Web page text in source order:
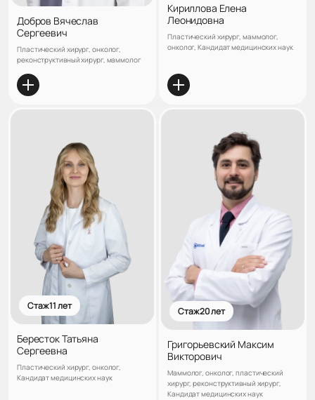
Добров Вячеслав
Сергеевич
Пластический хирург, онколог,
реконструктивный хирург, маммолог
Кириллова Елена
Леонидовна
Пластический хирург, маммолог,
онколог, Кандидат медицинских наук
Стаж 11 лет
Бересток Татьяна
Сергеевна
Пластический хирург, онколог,
Кандидат медицинских наук
Стаж 20 лет
Григорьевский Максим
Викторович
Маммолог, онколог, пластический
хирург, реконструктивный хирург,
Кандидат медицинских наук